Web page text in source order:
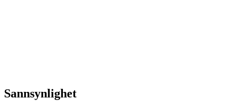
Sannsynlighet